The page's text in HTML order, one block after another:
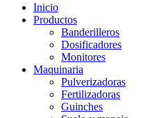
Inicio
Productos
Banderilleros
Dosificadores
Monitores
Maquinaria
Pulverizadoras
Fertilizadoras
Guinches